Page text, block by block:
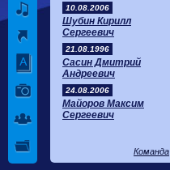
10.08.2006
Шубин Кирилл
Сергеевич
21.08.1996
Сасин Дмитрий
Андреевич
24.08.2006
Майоров Максим
Сергеевич
Команда